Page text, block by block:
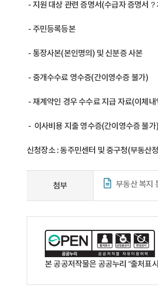
- 지원 대상 관련 증명서(수급자 증명서
- 주민등록등본
- 통장사본(본인명의) 및 신분증 사본
- 중개수수료 영수증(간이영수증 불가)
- 재계약인 경우 수수료 지급 자료(이체
- 이사비용 지출 영수증(간이영수증 불가)
신청장소 : 동주민센터 및 중구청(부동산
첨부 부동산 복지
본 공공저작물은 공공누리 “출처표